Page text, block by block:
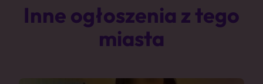
Inne ogłoszenia z tego
miasta